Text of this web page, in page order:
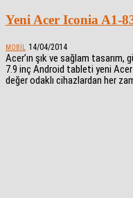
Yeni Acer Iconia A1-
MOBIL 14/04/2014
Acer’ın şık ve sağlam
7.9 inç Android tableti yeni
değer odaklı cihazlardan her